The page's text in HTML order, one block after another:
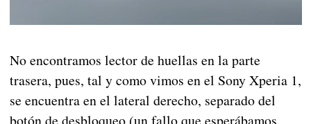
No encontramos lector de huellas en la parte
trasera, pues, tal y como vimos en el Sony Xperia 1,
se encuentra en el lateral derecho, separado del
botón de desbloqueo (un fallo que esperábamos